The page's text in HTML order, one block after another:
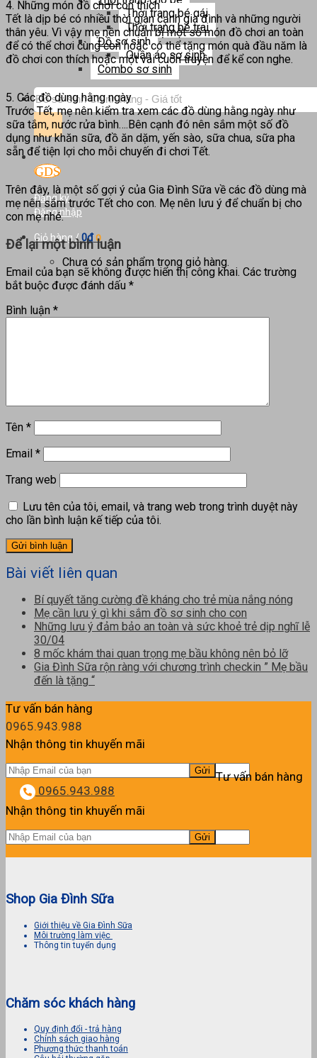
Thời trang bé gái
Thời trang bé trai
Đồ sơ sinh
Quần áo sơ sinh
Combo sơ sinh
Tìm
kiếm:
Đăng ký
Đăng nhập
Giỏ hàng /0₫ 0
Chưa có sản phẩm trong giỏ hàng.
4. Những món đồ chơi con thích
Tết là dịp bé có nhiều thời gian cạnh gia đình và những người
thân yêu. Vì vậy mẹ nên chuẩn bị một số món đồ chơi an toàn
để có thể chơi cùng con hoặc có thể tặng món quà đầu năm là
đồ chơi con thích hoặc một vài cuốn truyện để kể con nghe.
5. Các đồ dùng hằng ngày
Trước Tết, mẹ nên kiểm tra xem các đồ dùng hằng ngày như
sữa tắm, nước rửa bình….Bên cạnh đó nên sắm một số đồ
dụng như khăn sữa, đồ ăn dặm, yến sào, sữa chua, sữa pha
sẵn để tiện lợi cho mỗi chuyến đi chơi Tết.
Trên đây, là một số gợi ý của Gia Đình Sữa về các đồ dùng mà
mẹ nên sắm trước Tết cho con. Mẹ nên lưu ý để chuẩn bị cho
con mẹ nhé.
Để lại một bình luận
Email của bạn sẽ không được hiển thị công khai. Các trường
bắt buộc được đánh dấu *
Bình luận *
Tên *
Email *
Trang web
Lưu tên của tôi, email, và trang web trong trình duyệt này
cho lần bình luận kế tiếp của tôi.
Bài viết liên quan
Bí quyết tăng cường đề kháng cho trẻ mùa nắng nóng
Mẹ cần lưu ý gì khi sắm đồ sơ sinh cho con
Những lưu ý đảm bảo an toàn và sức khoẻ trẻ dịp nghĩ lễ
30/04
8 mốc khám thai quan trọng mẹ bầu không nên bỏ lỡ
Gia Đình Sữa rộn ràng với chương trình checkin ” Mẹ bầu
đến là tặng “
Tư vấn bán hàng
0965.943.988
Nhận thông tin khuyến mãi
Tư vấn bán hàng
0965.943.988
Nhận thông tin khuyến mãi
Shop Gia Đình Sữa
Giới thiệu về Gia Đình Sữa
Môi trường làm việc
Thông tin tuyển dụng
Chăm sóc khách hàng
Quy định đổi - trả hàng
Chính sách giao hàng
Phương thức thanh toán